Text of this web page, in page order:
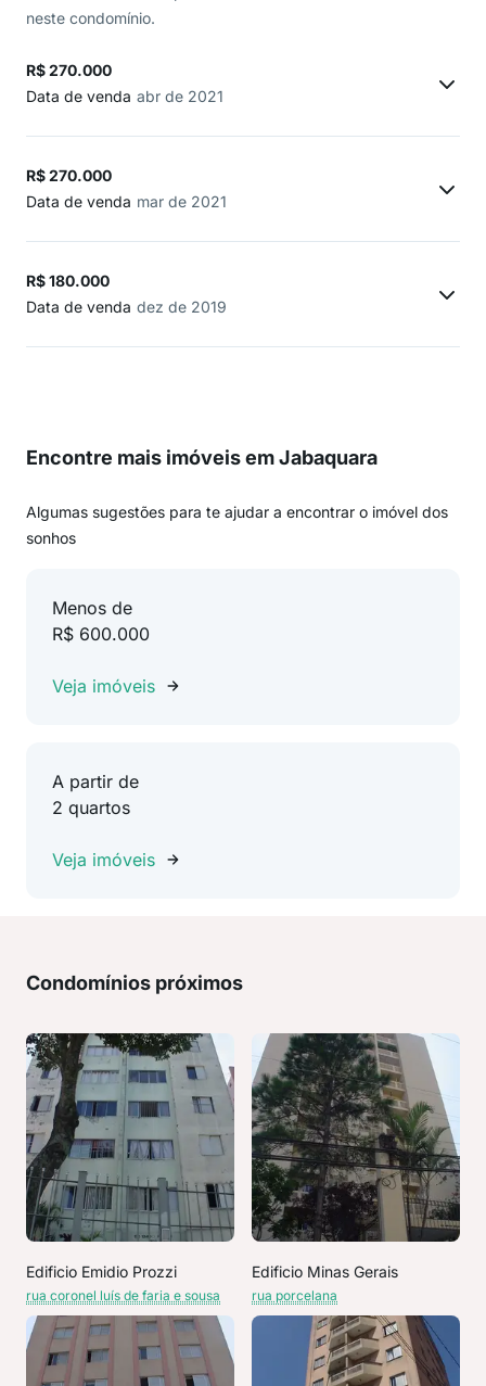
neste condomínio.
R$ 270.000
Data de venda abr de 2021
R$ 270.000
Data de venda mar de 2021
R$ 180.000
Data de venda dez de 2019
Encontre mais imóveis em Jabaquara
Algumas sugestões para te ajudar a encontrar o imóvel dos
sonhos
Menos de
R$ 600.000
Veja imóveis
A partir de
2 quartos
Veja imóveis
Condomínios próximos
Edificio Emidio Prozzi
rua coronel luís de faria e sousa
Edificio Minas Gerais
rua porcelana